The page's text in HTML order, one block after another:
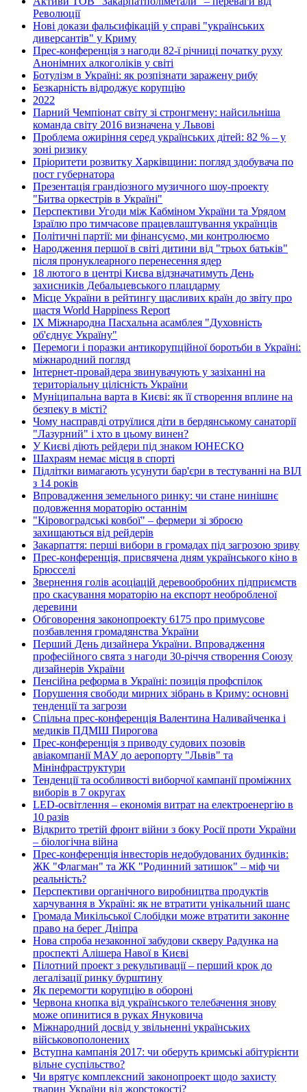
Революції
Нові докази фальсифікацій у справі "українських
диверсантів" у Криму
Прес-конференція з нагоди 82-ї річниці початку руху
Анонімних алкоголіків у світі
Ботулізм в Україні: як розпізнати заражену рибу
Безкарність відроджує корупцію
2022
Парний Чемпіонат світу зі стронгмену: найсильніша
команда світу 2016 визначена у Львові
Проблема ожиріння серед українських дітей: 82 % – у
зоні ризику
Пріоритети розвитку Харківщини: погляд здобувача по
пост губернатора
Презентація грандіозного музичного шоу-проекту
"Битва оркестрів в Україні"
Перспективи Угоди між Кабміном України та Урядом
Ізраїлю про тимчасове працевлаштування українців
Політичні партії: ми фінансуємо, ми контролюємо
Народження першої в світі дитини від "трьох батьків"
після пронуклеарного перенесення ядер
18 лютого в центрі Києва відзначатимуть День
захисників Дебальцевського плацдарму
Місце України в рейтингу щасливих країн до звіту про
щастя World Happiness Report
ІХ Міжнародна Пасхальна асамблея "Духовність
об'єднує Україну"
Перемоги і поразки антикорупційної боротьби в Україні:
міжнародний погляд
Інтернет-провайдера звинувачують у зазіханні на
територіальну цілісність України
Муніципальна варта в Києві: як її створення вплине на
безпеку в місті?
Чому насправді отруїлися діти в бердянському санаторії
"Лазурний" і хто в цьому винен?
У Києві діють рейдери під знаком ЮНЕСКО
Шахраям немає місця в спорті
Підлітки вимагають усунути бар'єри в тестуванні на ВІЛ
з 14 років
Впровадження земельного ринку: чи стане нинішнє
подовження мораторію останнім
"Кіровоградські ковбої" – фермери зі зброєю
захищаються від рейдерів
Закарпаття: перші вибори в громадах під загрозою зриву
Прес-конференція, присвячена дням українського кіно в
Брюсселі
Звернення голів асоціацій деревообробних підприємств
про скасування мораторію на експорт необробленої
деревини
Обговорення законопроекту 6175 про примусове
позбавлення громадянства України
Перший День дизайнера України. Впровадження
професійного свята з нагоди 30-річчя створення Союзу
дизайнерів України
Пенсійна реформа в Україні: позиція профспілок
Порушення свободи мирних зібрань в Криму: основні
тенденції та загрози
Спільна прес-конференція Валентина Наливайченка і
медиків ПДМШ Пирогова
Прес-конференція з приводу судових позовів
авіакомпанії МАУ до аеропорту "Львів" та
Мінінфраструктури
Тенденції та особливості виборчої кампанії проміжних
виборів в 7 округах
LED-освітлення – економія витрат на електроенергію в
10 разів
Відкрито третій фронт війни з боку Росії проти України
– біологічна війна
Прес-конференція інвесторів недобудованих будинків:
ЖК "Флагман" та ЖК "Родинний затишок" – міф чи
реальність?
Перспективи органічного виробництва продуктів
харчування в Україні: як не втратити унікальний шанс
Громада Микільської Слобідки може втратити законне
право на берег Дніпра
Нова спроба незаконної забудови скверу Радунка на
проспекті Алішера Навої в Києві
Пілотний проект з рекультивації – перший крок до
легалізації ринку бурштину
Як перемогти корупцію в обороні
Червона кнопка від українського телебачення знову
може опинитися в руках Януковича
Міжнародний досвід у звільненні українських
військовополонених
Вступна кампанія 2017: чи оберуть кримські абітурієнти
вільне суспільство?
Чи врятує комплексний законопроект щодо захисту
тварин України від жорстокості?